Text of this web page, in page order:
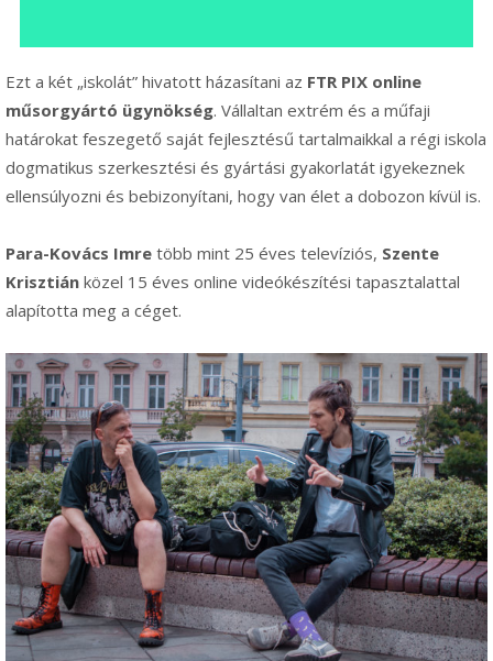
Ezt a két „iskolát” hivatott házasítani az FTR PIX online
műsorgyártó ügynökség. Vállaltan extrém és a műfaji
határokat feszegető saját fejlesztésű tartalmaikkal a régi iskola
dogmatikus szerkesztési és gyártási gyakorlatát igyekeznek
ellensúlyozni és bebizonyítani, hogy van élet a dobozon kívül is.
Para-Kovács Imre több mint 25 éves televíziós, Szente
Krisztián közel 15 éves online videókészítési tapasztalattal
alapította meg a céget.